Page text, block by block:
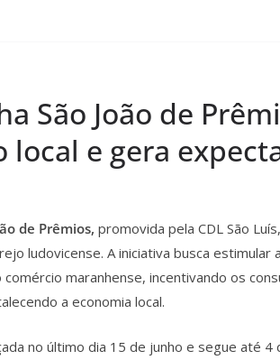
São João de
local e gera
de Prêmios, promovida pela CDL São
ludovicense. A iniciativa busca
maranhense, incentivando os
a economia local.
no último dia 15 de junho e segue até